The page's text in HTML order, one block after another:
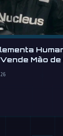
Mão de